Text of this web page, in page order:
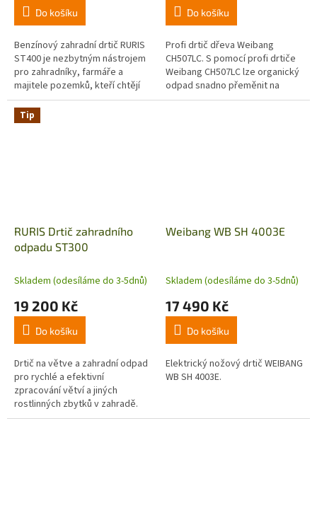
Do košíku
Benzínový zahradní drtič RURIS
ST400 je nezbytným nástrojem
pro zahradníky, farmáře a
majitele pozemků, kteří chtějí
efektivně nakládat s rostlinným
odpadem. Drtič rychle...
Do košíku
Profi drtič dřeva Weibang
CH507LC. S pomocí profi drtiče
Weibang CH507LC lze organický
odpad snadno přeměnit na
užitečné štěpky, nebo vysoce
Tip
RURIS Drtič zahradního
odpadu ST300
Skladem (odesíláme do 3-5dnů)
19 200 Kč
Do košíku
Drtič na větve a zahradní odpad
pro rychlé a efektivní
zpracování větví a jiných
rostlinných zbytků v zahradě.
Vysoce výkonný drtič je
Weibang WB SH 4003E
Skladem (odesíláme do 3-5dnů)
17 490 Kč
Do košíku
Elektrický nožový drtič WEIBANG
WB SH 4003E.